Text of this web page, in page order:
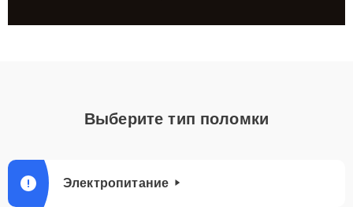
Выберите тип поломки
Электропитание